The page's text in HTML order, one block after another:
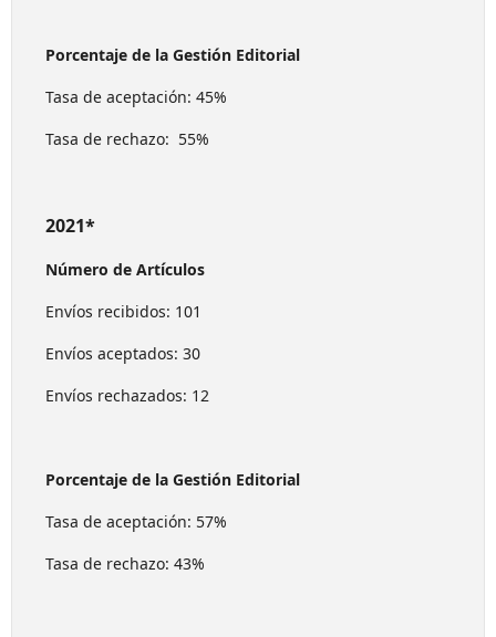
Porcentaje de la Gestión Editorial
Tasa de aceptación: 45%
Tasa de rechazo: 55%
2021*
Número de Artículos
Envíos recibidos: 101
Envíos aceptados: 30
Envíos rechazados: 12
Porcentaje de la Gestión Editorial
Tasa de aceptación: 57%
Tasa de rechazo: 43%